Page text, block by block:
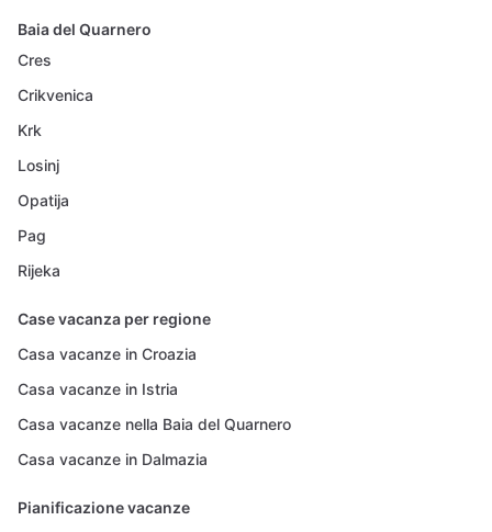
Baia del Quarnero
Cres
Crikvenica
Krk
Losinj
Opatija
Pag
Rijeka
Case vacanza per regione
Casa vacanze in Croazia
Casa vacanze in Istria
Casa vacanze nella Baia del Quarnero
Casa vacanze in Dalmazia
Pianificazione vacanze